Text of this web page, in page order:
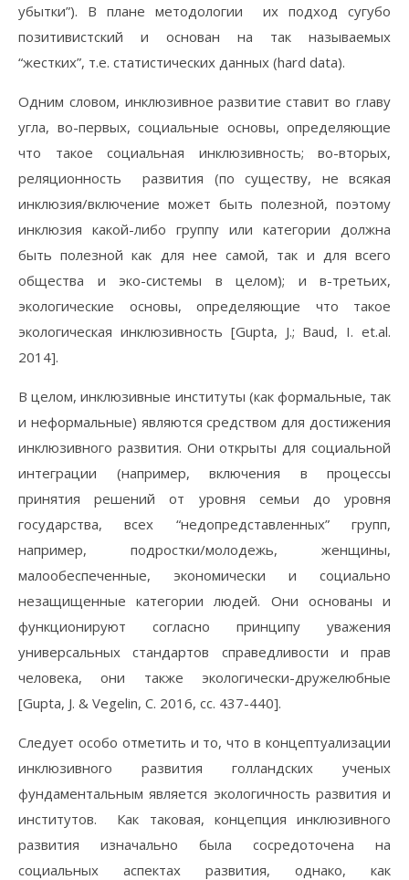
убытки”). В плане методологии их подход сугубо
позитивистский и основан на так называемых
“жестких”, т.е. статистических данных (hard data).
Одним словом, инклюзивное развитие ставит во главу
угла, во-первых, социальные основы, определяющие
что такое социальная инклюзивность; во-вторых,
реляционность развития (по существу, не всякая
инклюзия/включение может быть полезной, поэтому
инклюзия какой-либо группу или категории должна
быть полезной как для нее самой, так и для всего
общества и эко-системы в целом); и в-третьих,
экологические основы, определяющие что такое
экологическая инклюзивность [Gupta, J.; Baud, I. et.al.
2014].
В целом, инклюзивные институты (как формальные, так
и неформальные) являются средством для достижения
инклюзивного развития. Они открыты для социальной
интеграции (например, включения в процессы
принятия решений от уровня семьи до уровня
государства, всех “недопредставленных” групп,
например, подростки/молодежь, женщины,
малообеспеченные, экономически и социально
незащищенные категории людей. Они основаны и
функционируют согласно принципу уважения
универсальных стандартов справедливости и прав
человека, они также экологически-дружелюбные
[Gupta, J. & Vegelin, C. 2016, сс. 437-440].
Следует особо отметить и то, что в концептуализации
инклюзивного развития голландских ученых
фундаментальным является экологичность развития и
институтов. Как таковая, концепция инклюзивного
развития изначально была сосредоточена на
социальных аспектах развития, однако, как